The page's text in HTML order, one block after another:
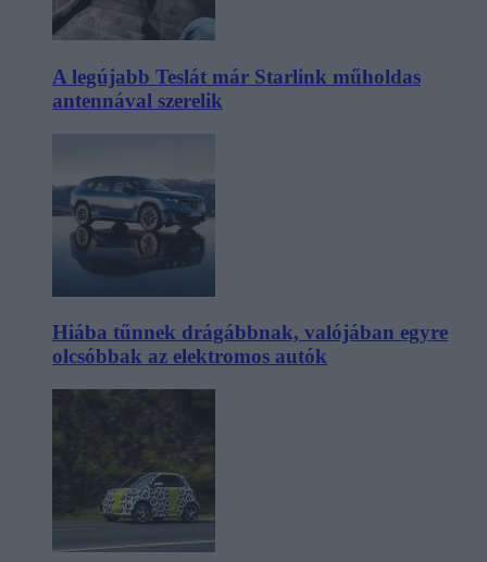
A legújabb Teslát már Starlink műholdas
antennával szerelik
Hiába tűnnek drágábbnak, valójában egyre
olcsóbbak az elektromos autók